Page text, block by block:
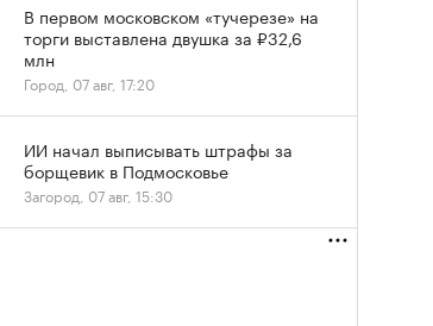
В первом московском «тучерезе» на
торги выставлена двушка за ₽32,6
млн
Город, 07 авг, 17:20
ИИ начал выписывать штрафы за
борщевик в Подмосковье
Загород, 07 авг, 15:30